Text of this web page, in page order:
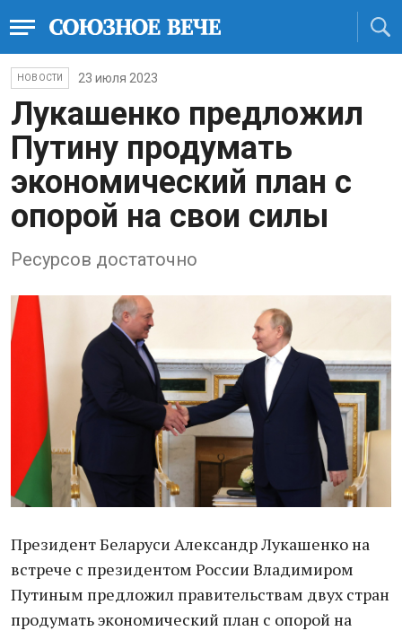
НОВОСТИ 23 июля 2023
Лукашенко предложил
Путину продумать
экономический план с
опорой на свои силы
Ресурсов достаточно
Президент Беларуси Александр Лукашенко на
встрече с президентом России Владимиром
Путиным предложил правительствам двух стран
продумать экономический план с опорой на